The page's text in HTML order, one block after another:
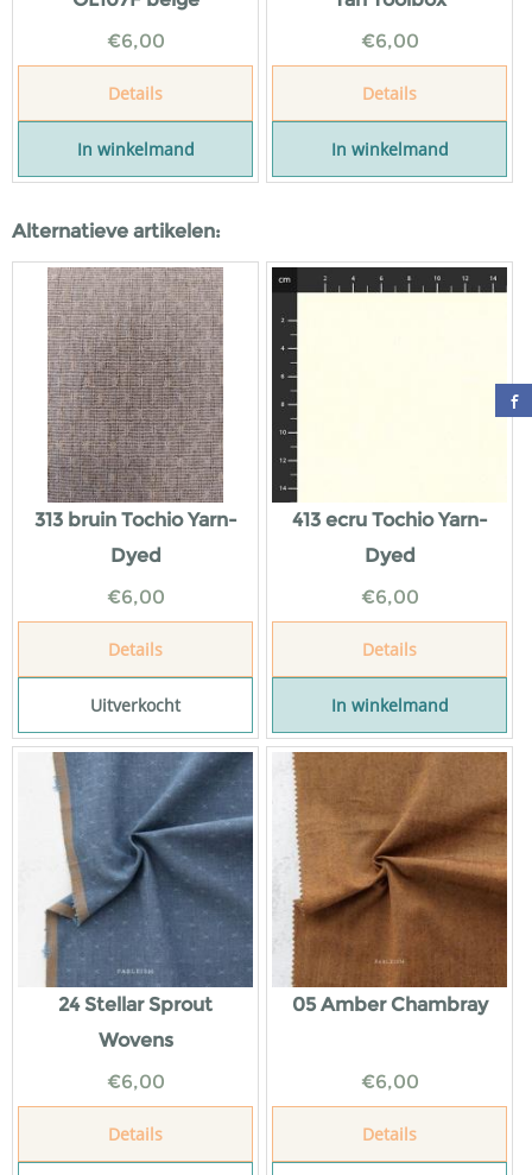
€6,00
Details
In winkelmand
€6,00
Details
In winkelmand
Alternatieve artikelen:
313 bruin Tochio Yarn-
Dyed
€6,00
Details
Uitverkocht
413 ecru Tochio Yarn-
Dyed
€6,00
Details
In winkelmand
24 Stellar Sprout
Wovens
€6,00
Details
05 Amber Chambray
€6,00
Details